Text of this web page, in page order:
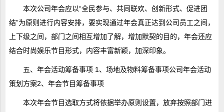
本次公司年会应以“全民参与、共同联欢、创新形式、促进团
结”为原则进行内容安排，要实现通过年会真正达到公司员工之间，
上下级之间，部门之间相互增加了解，增加默契的目的，年会还应
结合时尚娱乐节目形式，内容丰富新颖，加深印象。
五、年会活动筹备事项 1、场地及物料筹备事项公司年会活动
策划方案2、年会节目筹备事项
本次年会节目选取方式将依据举办原则设置，放弃按照部门进